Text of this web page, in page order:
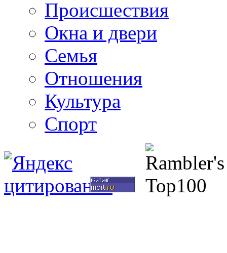
Происшествия
Окна и двери
Семья
Отношения
Культура
Спорт